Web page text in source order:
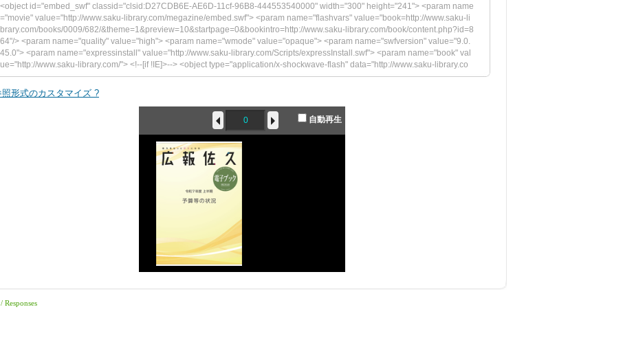
<object id="embed_swf" classid="clsid:D27CDB6E-AE6D-11cf-96B8-444553540000" width="300" height="241"> <param name
="movie" value="http://www.saku-library.com/megazine/embed.swf"> <param name="flashvars" value="book=http://www.saku-li
brary.com/books/0009/682/&theme=1&preview=10&startpage=0&bookintro=http://www.saku-library.com/book/content.php?id=8
64"/> <param name="quality" value="high"> <param name="wmode" value="opaque"> <param name="swfversion" value="9.0.
45.0"> <param name="expressinstall" value="http://www.saku-library.com/Scripts/expressInstall.swf"> <param name="book" val
ue="http://www.saku-library.com/"> <!--[if !IE]>--> <object type="application/x-shockwave-flash" data="http://www.saku-library.co
m/megazine/embed.swf" width="300" height="241"> <!--<![endif]--> <param name="quality" value="high"> <param name="flash
vars" value="book=http://www.saku-library.com/books/0009/682/&theme=1&preview=10&startpage=0&bookintro=http://www.sak
u-library.com/book/content.php?id=864"/> <param name="wmode" value="opaque"> <param name="swfversion" value="9.0.45.
0"> <param name="expressinstall" value="http://www.saku-library.com/Scripts/expressInstall.swf"> <param name="book" value
="http://www.saku-library.com/"> <div> <h4>このコンテンツの表示には、Adobe Flash Playerの最新バージョンが必要です。</h
4> <p><a href="http://www.adobe.com/go/getflashplayer"><img src="http://www.adobe.com/images/shared/download_buttons/g
et_flash_player.gif" alt=" Adobe Flash Playerを取得" width="112" height="33" /></a></p> </div> <!--[if !IE]>--> </object> <!--<![end
照形式のカスタマイズ ?
自動再生
/ Responses